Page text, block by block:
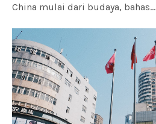
China mulai dari budaya, bahas...